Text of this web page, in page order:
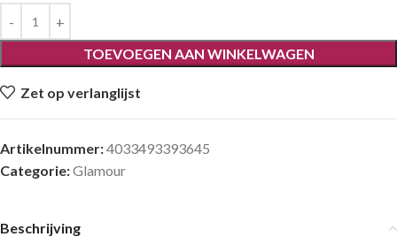
TOEVOEGEN AAN WINKELWAGEN
Zet op verlanglijst
Artikelnummer:4033493393645
Categorie:Glamour
Beschrijving